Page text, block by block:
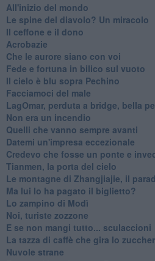
All'inizio del mondo
Le spine del diavolo? Un miracolo
Il ceffone e il dono
Acrobazie
Che le aurore siano con voi
Fede e fortuna in bilico sul vuoto
Il cielo è blu sopra Pechino
Facciamoci del male
LagOmar, perduta a bridge, bella
Non era un incendio
Quelli che vanno sempre avanti
Datemi un'impresa eccezionale
Credevo che fosse un ponte e
Tianmen, la porta del cielo
Le montagne di Zhangjiajie, il
Ma lui lo ha pagato il biglietto?
Lo zampino di Modì
Noi, turiste zozzone
E se non mangi tutto... sculaccioni
La tazza di caffè che gira lo
Nuvole strane